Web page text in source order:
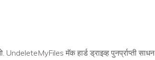
UndeleteMyFiles मॅक हार्ड ड्राइव्ह पुनर्प्राप्ती साधन